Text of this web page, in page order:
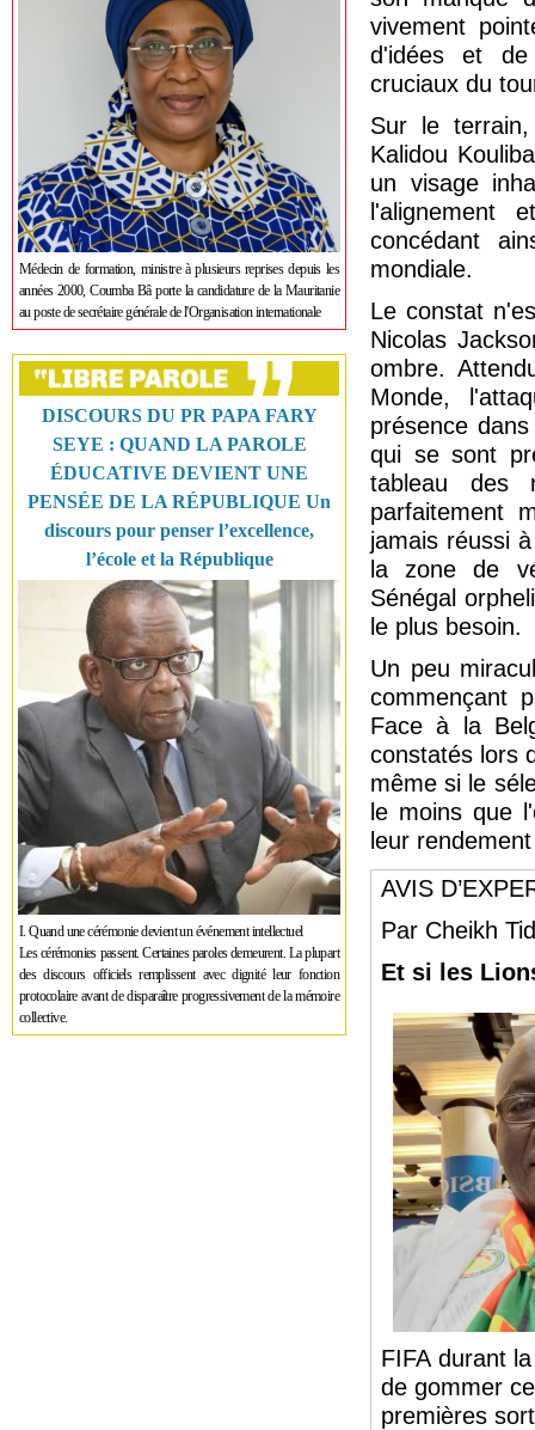
Médecin de formation, ministre à plusieurs reprises depuis les
années 2000, Coumba Bâ porte la candidature de la Mauritanie
au poste de secrétaire générale de l'Organisation internationale
DISCOURS DU PR PAPA FARY
SEYE : QUAND LA PAROLE
ÉDUCATIVE DEVIENT UNE
PENSÉE DE LA RÉPUBLIQUE Un
discours pour penser l’excellence,
l’école et la République
I. Quand une cérémonie devient un événement intellectuel
Les cérémonies passent. Certaines paroles demeurent. La plupart
des discours officiels remplissent avec dignité leur fonction
protocolaire avant de disparaître progressivement de la mémoire
collective.
vivement
d'idées et de
cruciaux du
Sur le
Kalidou
un visage
l'alignement
concédant
mondiale.
Le constat
Nicolas
ombre.
Monde,
présence
qui se sont
tableau des
parfaitement
jamais réussi
la zone de
Sénégal
le plus besoin.
Un peu
commençant
Face à la
constatés lors
même si le
le moins que
leur
AVIS
Par Cheikh
Et si les
FIFA durant
de gommer
premières